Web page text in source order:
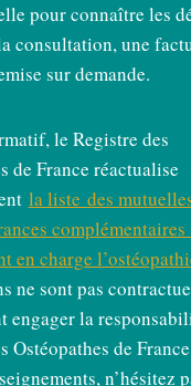
pour connaître les
consultation, une
sur demande.
le Registre des
de France réactualise
la liste des
complémentaires
en charge
ne sont pas
engager la
Ostéopathes de
n’hésitez